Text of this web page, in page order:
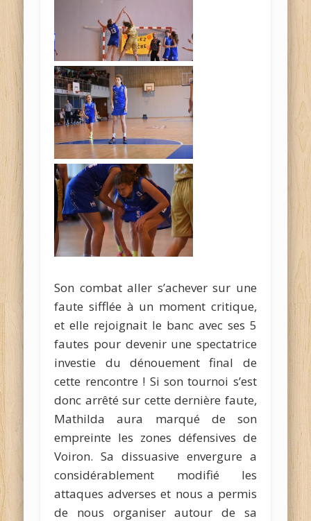
Son combat aller s’achever sur une
faute sifflée à un moment critique,
et elle rejoignait le banc avec ses 5
fautes pour devenir une spectatrice
investie du dénouement final de
cette rencontre ! Si son tournoi s’est
donc arrêté sur cette dernière faute,
Mathilda aura marqué de son
empreinte les zones défensives de
Voiron. Sa dissuasive envergure a
considérablement modifié les
attaques adverses et nous a permis
de nous organiser autour de sa